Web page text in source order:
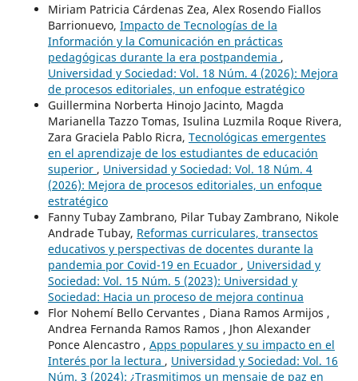
Miriam Patricia Cárdenas Zea, Alex Rosendo Fiallos
Barrionuevo, Impacto de Tecnologías de la
Información y la Comunicación en prácticas
pedagógicas durante la era postpandemia ,
Universidad y Sociedad: Vol. 18 Núm. 4 (2026): Mejora
de procesos editoriales, un enfoque estratégico
Guillermina Norberta Hinojo Jacinto, Magda
Marianella Tazzo Tomas, Isulina Luzmila Roque Rivera,
Zara Graciela Pablo Ricra, Tecnológicas emergentes
en el aprendizaje de los estudiantes de educación
superior , Universidad y Sociedad: Vol. 18 Núm. 4
(2026): Mejora de procesos editoriales, un enfoque
estratégico
Fanny Tubay Zambrano, Pilar Tubay Zambrano, Nikole
Andrade Tubay, Reformas curriculares, transectos
educativos y perspectivas de docentes durante la
pandemia por Covid-19 en Ecuador , Universidad y
Sociedad: Vol. 15 Núm. 5 (2023): Universidad y
Sociedad: Hacia un proceso de mejora continua
Flor Nohemí Bello Cervantes , Diana Ramos Armijos ,
Andrea Fernanda Ramos Ramos , Jhon Alexander
Ponce Alencastro , Apps populares y su impacto en el
Interés por la lectura , Universidad y Sociedad: Vol. 16
Núm. 3 (2024): ¿Trasmitimos un mensaje de paz en